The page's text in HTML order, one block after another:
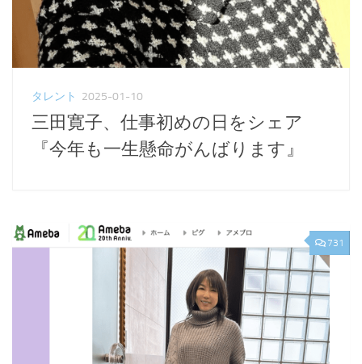
タレント 2025-01-10
三田寛子、仕事初めの日をシェア
『今年も一生懸命がんばります』
731